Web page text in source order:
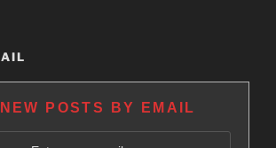
POSTS BY EMAIL